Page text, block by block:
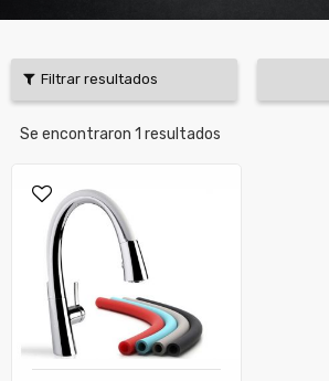
Filtrar resultados
Se encontraron 1 resultados